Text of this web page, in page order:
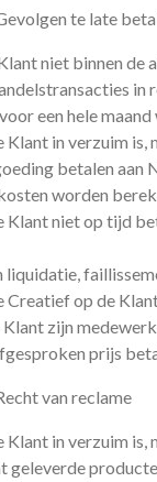
te late
niet binnen de
in
een hele
Klant in verzuim
betalen aan
worden
Klant niet op tijd
liquidatie,
Creatief op de
zijn
prijs
van reclame
Klant in verzuim
geleverde